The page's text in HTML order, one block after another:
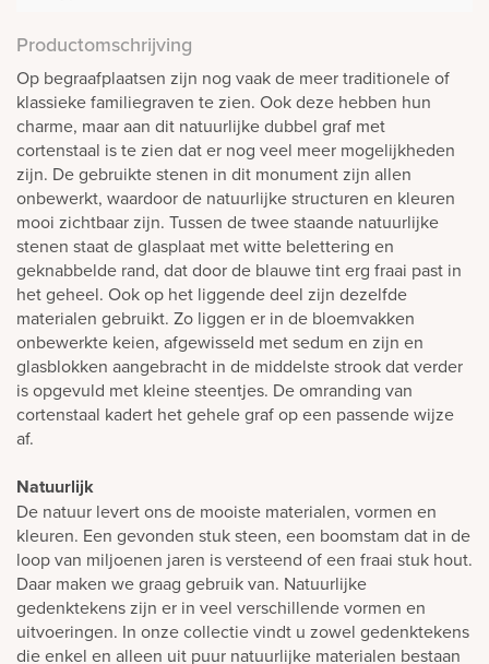
Productomschrijving
Op begraafplaatsen zijn nog vaak de meer traditionele of
klassieke familiegraven te zien. Ook deze hebben hun
charme, maar aan dit natuurlijke dubbel graf met
cortenstaal is te zien dat er nog veel meer mogelijkheden
zijn. De gebruikte stenen in dit monument zijn allen
onbewerkt, waardoor de natuurlijke structuren en kleuren
mooi zichtbaar zijn. Tussen de twee staande natuurlijke
stenen staat de glasplaat met witte belettering en
geknabbelde rand, dat door de blauwe tint erg fraai past in
het geheel. Ook op het liggende deel zijn dezelfde
materialen gebruikt. Zo liggen er in de bloemvakken
onbewerkte keien, afgewisseld met sedum en zijn en
glasblokken aangebracht in de middelste strook dat verder
is opgevuld met kleine steentjes. De omranding van
cortenstaal kadert het gehele graf op een passende wijze
af.
Natuurlijk
De natuur levert ons de mooiste materialen, vormen en
kleuren. Een gevonden stuk steen, een boomstam dat in de
loop van miljoenen jaren is versteend of een fraai stuk hout.
Daar maken we graag gebruik van. Natuurlijke
gedenktekens zijn er in veel verschillende vormen en
uitvoeringen. In onze collectie vindt u zowel gedenktekens
die enkel en alleen uit puur natuurlijke materialen bestaan